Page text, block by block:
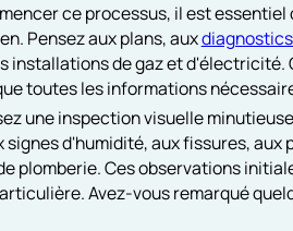
ce processus, il est
Pensez aux plans, aux
installations de gaz et
toutes les informations
une inspection visuelle
d'humidité, aux fissures, aux
plomberie. Ces observations
Avez-vous remarqué